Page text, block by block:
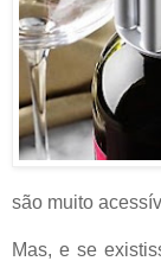
são muito
Mas, e se